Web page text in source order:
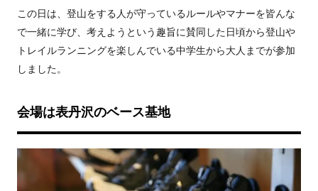
この日は、登山をする人が守っているルールやマナーを皆んな
で一緒に学び、考えようという趣旨に賛同した日頃から登山や
トレイルランニングを楽しんでいる中学生から大人までが参加
しました。
会場は表丹沢のベース基地